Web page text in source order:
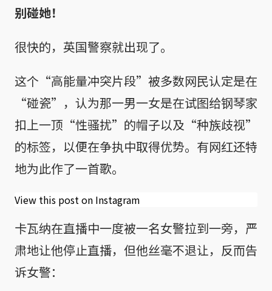
别碰她！
很快的，英国警察就出现了。
这个“高能量冲突片段”被多数网民认定是在
“碰瓷”，认为那一男一女是在试图给钢琴家
扣上一顶“性骚扰”的帽子以及“种族歧视”
的标签，以便在争执中取得优势。有网红还特
地为此作了一首歌。
View this post on Instagram
卡瓦纳在直播中一度被一名女警拉到一旁，严
肃地让他停止直播，但他丝毫不退让，反而告
诉女警：